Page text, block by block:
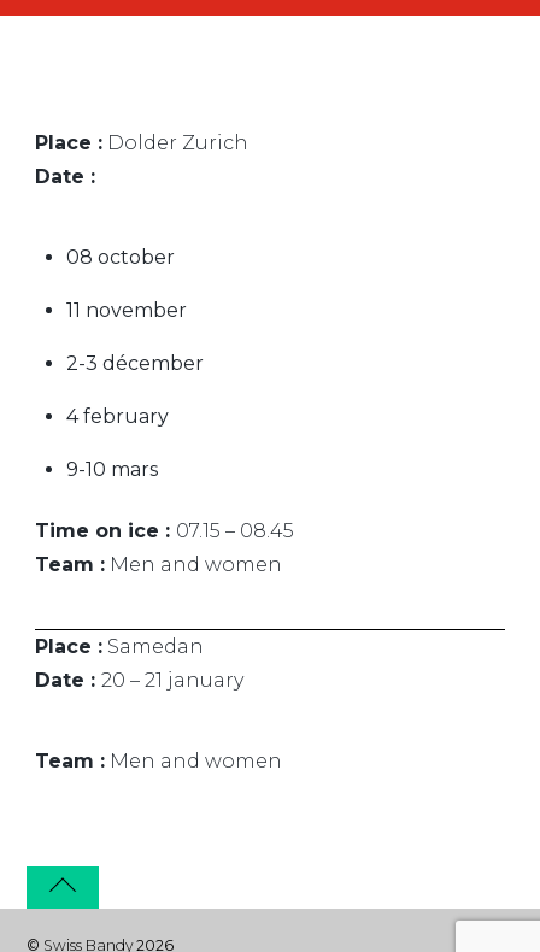
Place : Dolder Zurich
Date :
08 october
11 november
2-3 décember
4 february
9-10 mars
Time on ice : 07.15 – 08.45
Team : Men and women
Place : Samedan
Date : 20 – 21 january
Team : Men and women
© Swiss Bandy2026